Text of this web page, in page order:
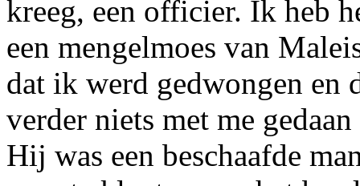
kreeg, een officier. Ik heb
een mengelmoes van
dat ik werd gedwongen en
verder niets met me
Hij was een beschaafde